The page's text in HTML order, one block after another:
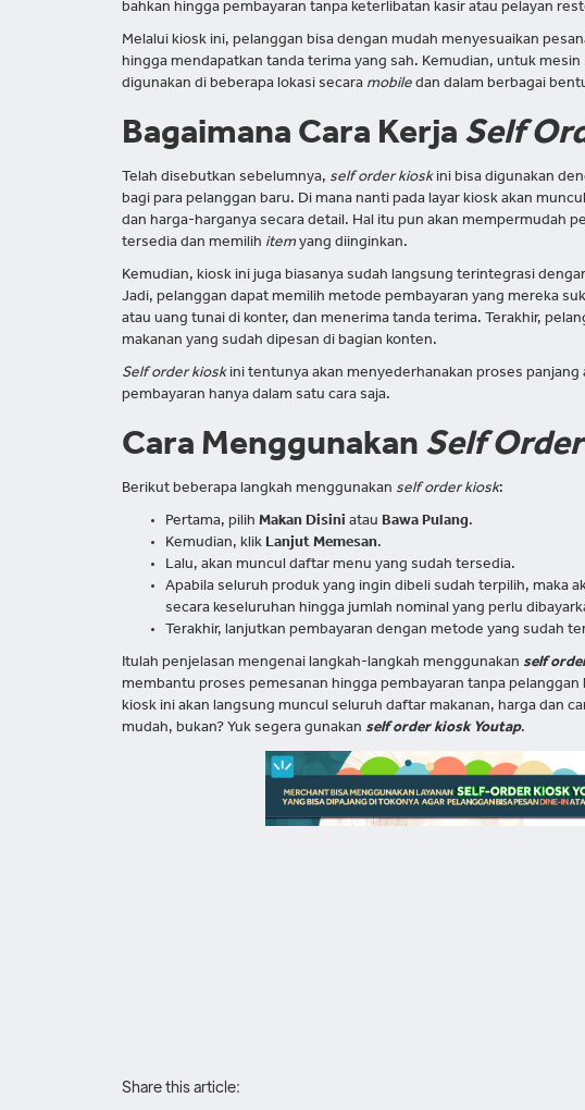
bahkan hingga pembayaran tanpa keterlibatan kasir atau pelayan
Melalui kiosk ini, pelanggan bisa dengan mudah menyesuaikan
hingga mendapatkan tanda terima yang sah. Kemudian, untuk mesin
digunakan di beberapa lokasi secara mobile dan dalam berbagai
Bagaimana Cara Kerja Self
Telah disebutkan sebelumnya, self order kioskini bisa digunakan
bagi para pelanggan baru. Di mana nanti pada layar kiosk akan
dan harga-harganya secara detail. Hal itu pun akan mempermudah
tersedia dan memilih itemyang diinginkan.
Kemudian, kiosk ini juga biasanya sudah langsung terintegrasi
Jadi, pelanggan dapat memilih metode pembayaran yang mereka
atau uang tunai di konter, dan menerima tanda terima. Terakhir,
makanan yang sudah dipesan di bagian konten.
Self order kioskini tentunya akan menyederhanakan proses panjang
pembayaran hanya dalam satu cara saja.
Cara Menggunakan Self
Berikut beberapa langkah menggunakan self order kiosk:
Pertama, pilih Makan Disini atau Bawa Pulang.
Kemudian, klik Lanjut Memesan.
Lalu, akan muncul daftar menu yang sudah tersedia.
Apabila seluruh produk yang ingin dibeli sudah terpilih, maka
secara keseluruhan hingga jumlah nominal yang perlu
Terakhir, lanjutkan pembayaran dengan metode yang sudah
Itulah penjelasan mengenai langkah-langkah menggunakan self
membantu proses pemesanan hingga pembayaran tanpa pelanggan
kiosk ini akan langsung muncul seluruh daftar makanan, harga dan
mudah, bukan? Yuk segera gunakan self order kiosk Youtap.
Share this article: